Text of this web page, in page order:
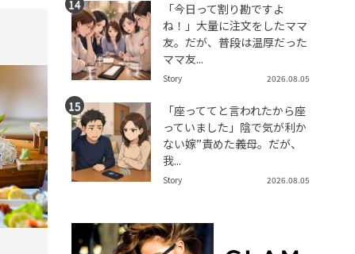
tend Editorial Team
2026.08.06(Thu)
「今日って割り勘ですよ
ね！」大量に注文をしたママ
友。だが、普段は温厚だった
ママ友...
Story 2026.08.05
「座っててと言われたから座
っていました」陰で気が利か
ない嫁”責めた義母。だが、
我...
Story 2026.08.05